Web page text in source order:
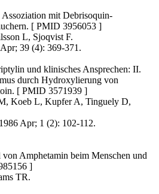
mit Debrisoquin-
[ PMID 3956053 ]
L, Sjoqvist F.
39 (4): 369-371.
und klinisches Ansprechen: II.
durch Hydroxylierung von
[ PMID 3571939 ]
Koeb L, Kupfer A, Tinguely D,
Apr; 1 (2): 102-112.
Amphetamin beim Menschen und
]
TR.